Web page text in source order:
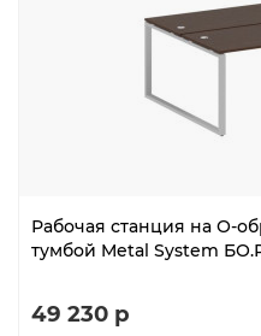
Рабочая станция на О-
тумбой Metal System
49 230 р